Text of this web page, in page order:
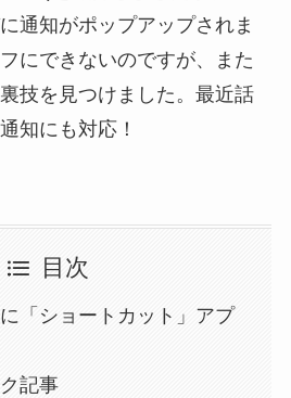
通知がポップアップされま
にできないのですが、また
技を見つけました。最近話
知にも対応！
目次
「ショートカット」アプ
記事